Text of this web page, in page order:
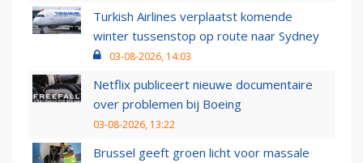
Turkish Airlines verplaatst komende
winter tussenstop op route naar Sydney
03-08-2026, 14:03
Netflix publiceert nieuwe documentaire
over problemen bij Boeing
03-08-2026, 13:22
Brussel geeft groen licht voor massale